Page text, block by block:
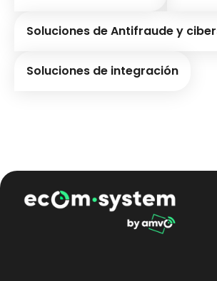
Soluciones de Antifraude y
Soluciones de integración